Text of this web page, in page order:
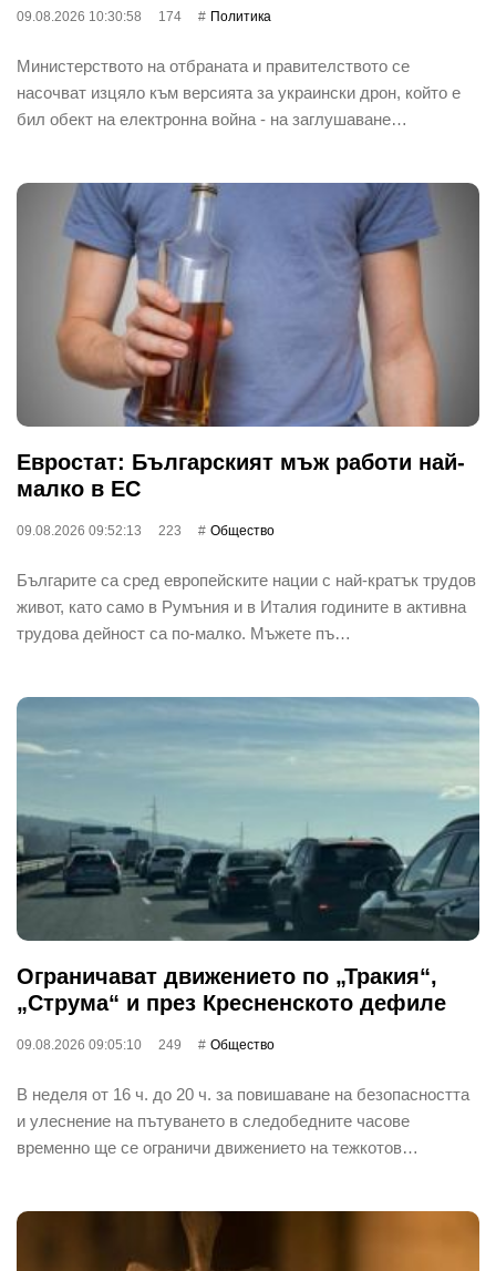
09.08.2026 10:30:58 174 Политика
Министерството на отбраната и правителството се
насочват изцяло към версията за украински дрон, който е
бил обект на електронна война - на заглушаване…
Евростат: Българският мъж работи най-
малко в ЕС
09.08.2026 09:52:13 223 Общество
Българите са сред европейските нации с най-кратък трудов
живот, като само в Румъния и в Италия годините в активна
трудова дейност са по-малко. Мъжете пъ…
Ограничават движението по „Тракия“,
„Струма“ и през Кресненското дефиле
09.08.2026 09:05:10 249 Общество
В неделя от 16 ч. до 20 ч. за повишаване на безопасността
и улеснение на пътуването в следобедните часове
временно ще се ограничи движението на тежкотов…